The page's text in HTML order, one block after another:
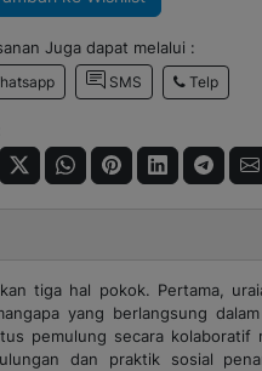
Juga dapat melalui :
SMS Telp
tiga hal pokok. Pertama,
yang berlangsung
pemulung secara kolaboratif
dan praktik sosial